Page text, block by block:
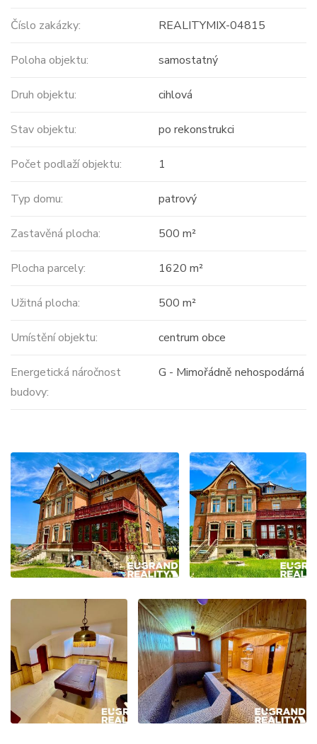
Číslo zakázky: REALITYMIX-04815
Poloha objektu: samostatný
Druh objektu: cihlová
Stav objektu: po rekonstrukci
Počet podlaží objektu: 1
Typ domu: patrový
Zastavěná plocha: 500 m²
Plocha parcely: 1620 m²
Užitná plocha: 500 m²
Umístění objektu: centrum obce
Energetická náročnost
budovy:
G - Mimořádně nehospodárná